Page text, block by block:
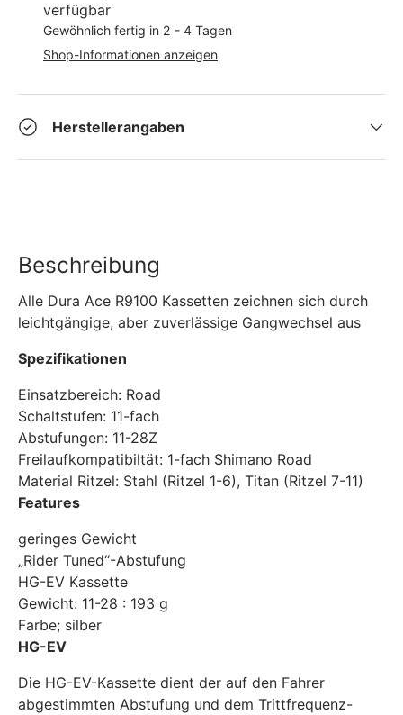
verfügbar
Gewöhnlich fertig in 2 - 4 Tagen
Shop-Informationen anzeigen
Herstellerangaben
Beschreibung
Alle Dura Ace R9100 Kassetten zeichnen sich durch
leichtgängige, aber zuverlässige Gangwechsel aus
Spezifikationen
Einsatzbereich: Road
Schaltstufen: 11-fach
Abstufungen: 11-28Z
Freilaufkompatibiltät: 1-fach Shimano Road
Material Ritzel: Stahl (Ritzel 1-6), Titan (Ritzel 7-11)
Features
geringes Gewicht
„Rider Tuned“-Abstufung
HG-EV Kassette
Gewicht: 11-28 : 193 g
Farbe; silber
HG-EV
Die HG-EV-Kassette dient der auf den Fahrer
abgestimmten Abstufung und dem Trittfrequenz-